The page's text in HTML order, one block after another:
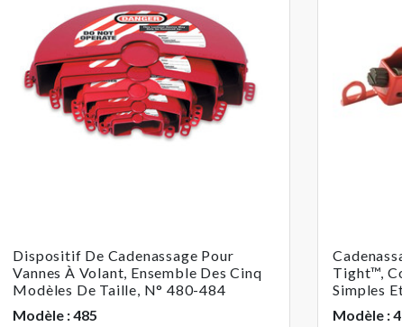
Dispositif De Cadenassage Pour
Vannes À Volant, Ensemble Des Cinq
Modèles De Taille, N° 480-484
Modèle : 485
Tight™,
Simples
Modèle :